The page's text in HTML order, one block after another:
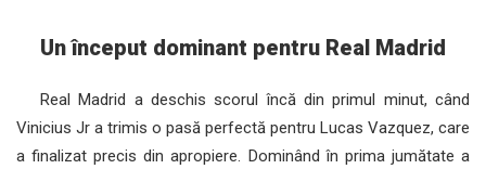
Un început dominant pentru Real Madrid
Real Madrid a deschis scorul încă din primul minut, când
Vinicius Jr a trimis o pasă perfectă pentru Lucas Vazquez, care
a finalizat precis din apropiere. Dominând în prima jumătate a